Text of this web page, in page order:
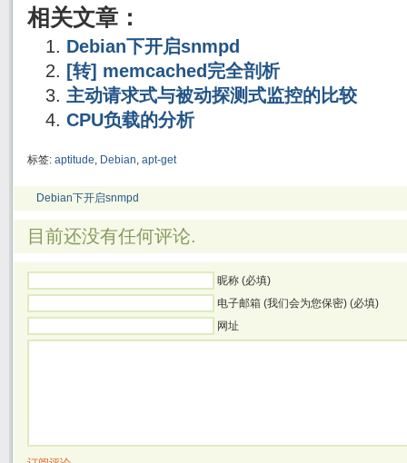
相关文章：
Debian下开启snmpd
[转] memcached完全剖析
主动请求式与被动探测式监控的比较
CPU负载的分析
标签: aptitude, Debian, apt-get
Debian下开启snmpd
目前还没有任何评论.
昵称 (必填)
电子邮箱 (我们会为您保密) (必填)
网址